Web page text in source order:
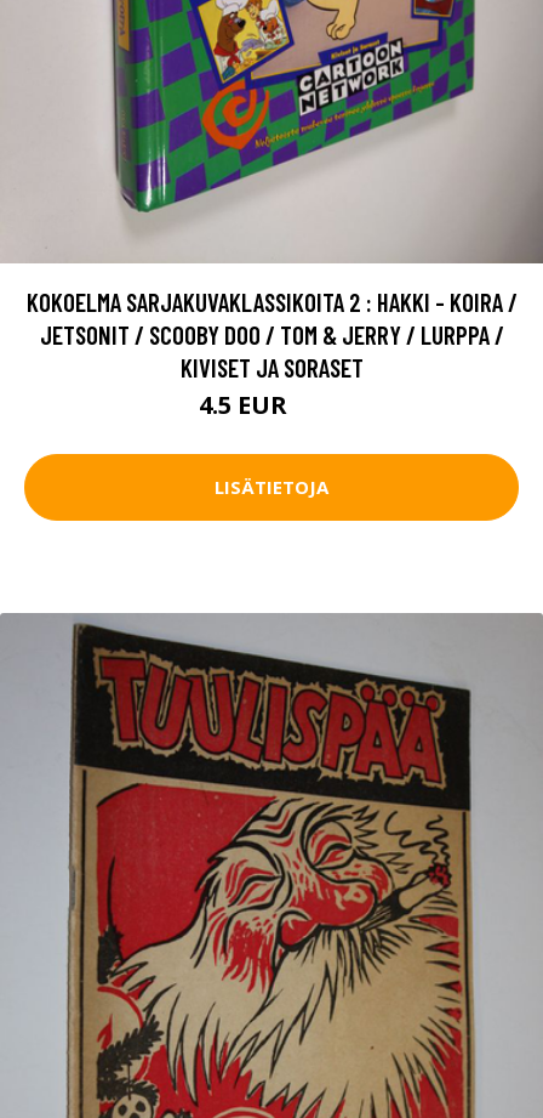
KOKOELMA SARJAKUVAKLASSIKOITA 2 : HAKKI - KOIRA /
JETSONIT / SCOOBY DOO / TOM & JERRY / LURPPA /
KIVISET JA SORASET
4.5 EUR
LISÄTIETOJA